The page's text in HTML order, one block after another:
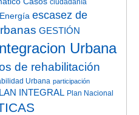
Energía escasez de
GESTIÓN
Urbana
de rehabilitación
Urbana participación
INTEGRAL Plan Nacional